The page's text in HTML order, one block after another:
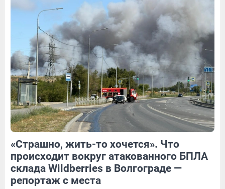
Обсудить
Обсудить Обсудить
3 Обсудить 4 Обсудить
«Страшно, жить-то хочется». Что
происходит вокруг атакованного БПЛА
склада Wildberries в Волгограде —
репортаж с места